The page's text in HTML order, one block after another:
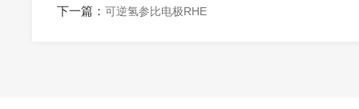
下一篇： 可逆氢参比电极RHE